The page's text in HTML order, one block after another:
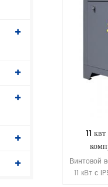
11
Винтовой
11 кВт с